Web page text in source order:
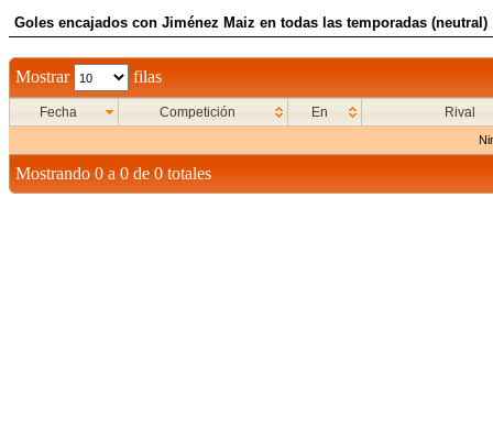
Goles encajados con Jiménez Maiz en todas las temporadas (neutral)
Mostrar filas
Fecha Competición En Rival
Mostrando 0 a 0 de 0 totales